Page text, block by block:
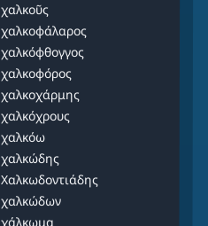
χαλκοῦς
χαλκοφάλαρος
χαλκόφθογγος
χαλκοφόρος
χαλκοχάρμης
χαλκόχρους
χαλκόω
χαλκώδης
Χαλκωδοντιάδης
χαλκώδων
χάλκωμα